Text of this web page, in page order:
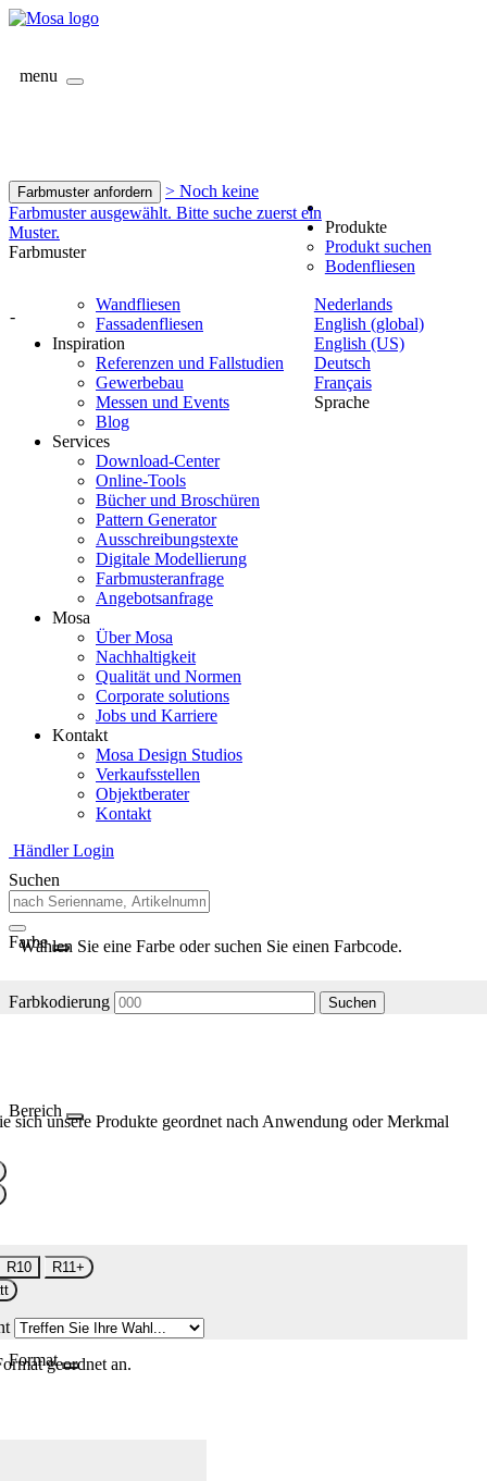
menu
Farbmuster anfordern
> Noch keine
Farbmuster ausgewählt. Bitte suche zuerst ein
Muster.
Farbmuster
-
Nederlands
English (global)
English (US)
Deutsch
Français
Sprache
Produkte
Produkt suchen
Bodenfliesen
Wandfliesen
Fassadenfliesen
Inspiration
Referenzen und Fallstudien
Gewerbebau
Messen und Events
Blog
Services
Download-Center
Online-Tools
Bücher und Broschüren
Pattern Generator
Ausschreibungstexte
Digitale Modellierung
Farbmusteranfrage
Angebotsanfrage
Mosa
Über Mosa
Nachhaltigkeit
Qualität und Normen
Corporate solutions
Jobs und Karriere
Kontakt
Mosa Design Studios
Verkaufsstellen
Objektberater
Kontakt
Händler Login
Suchen
Farbe
Wählen Sie eine Farbe oder suchen Sie einen Farbcode.
Farbkodierung Suchen
Bereich
sich unsere Produkte geordnet nach Anwendung oder Merkmal
R10
R11+
Formatgeordnet an.